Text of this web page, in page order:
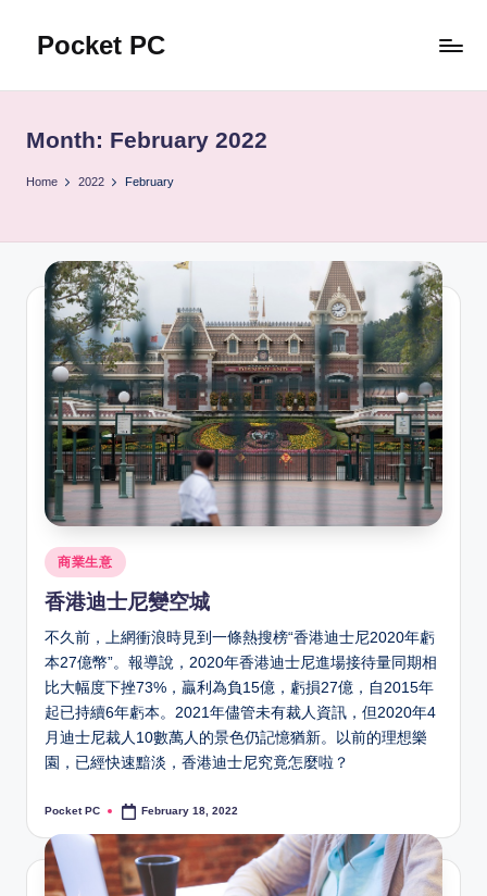
Pocket PC
資
Month: February 2022
Home 2022 February
Posted
in
商業生意
香港迪士尼變空城
不久前，上網衝浪時見到一條熱搜榜“香港迪士尼2020年虧
本27億幣”。報導說，2020年香港迪士尼進場接待量同期相
比大幅度下挫73%，贏利為負15億，虧損27億，自2015年
起已持續6年虧本。2021年儘管未有裁人資訊，但2020年4
月迪士尼裁人10數萬人的景色仍記憶猶新。以前的理想樂
園，已經快速黯淡，香港迪士尼究竟怎麼啦？
Posted
Pocket PC February 18, 2022